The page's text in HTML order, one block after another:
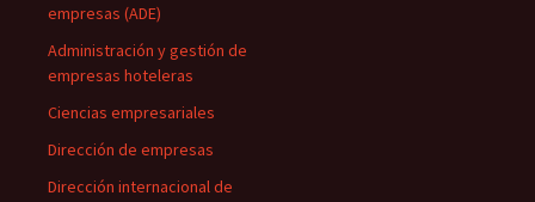
empresas (ADE)
Administración y gestión de
empresas hoteleras
Ciencias empresariales
Dirección de empresas
Dirección internacional de